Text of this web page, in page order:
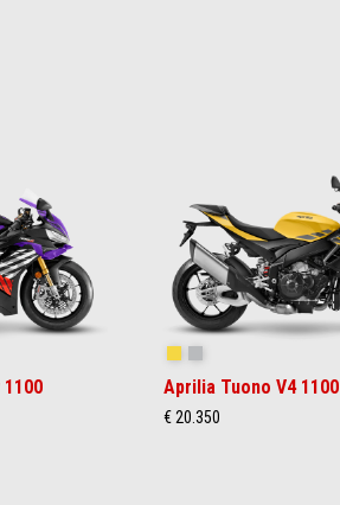
Aprilia Tuono V4 1100
€ 20.350